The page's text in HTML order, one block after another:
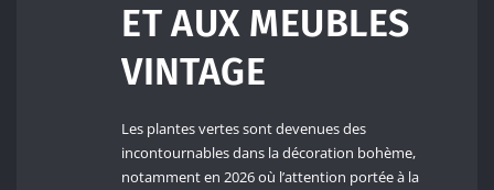
ET AUX MEUBLES
VINTAGE
Les plantes vertes sont devenues des
incontournables dans la décoration bohème,
notamment en 2026 où l’attention portée à la